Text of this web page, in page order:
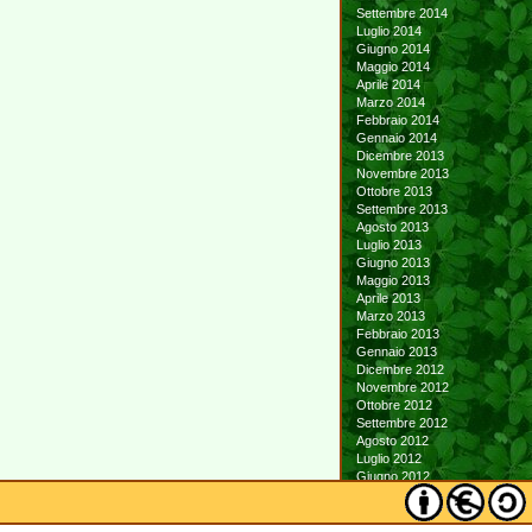
Settembre 2014
Luglio 2014
Giugno 2014
Maggio 2014
Aprile 2014
Marzo 2014
Febbraio 2014
Gennaio 2014
Dicembre 2013
Novembre 2013
Ottobre 2013
Settembre 2013
Agosto 2013
Luglio 2013
Giugno 2013
Maggio 2013
Aprile 2013
Marzo 2013
Febbraio 2013
Gennaio 2013
Dicembre 2012
Novembre 2012
Ottobre 2012
Settembre 2012
Agosto 2012
Luglio 2012
Giugno 2012
Maggio 2012
Aprile 2012